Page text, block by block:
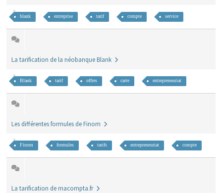
blank entreprise tarif compte service
La tarification de la néobanque Blank
Blank tarif offres carte entrepreneuriat
Les différentes formules de Finom
Finom formules tarifs entrepreneuriat compte
La tarification de macompta.fr